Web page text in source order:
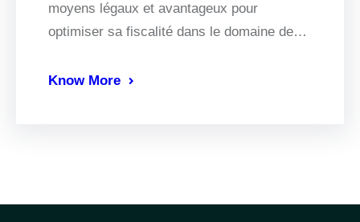
moyens légaux et avantageux pour
optimiser sa fiscalité dans le domaine de…
Know More